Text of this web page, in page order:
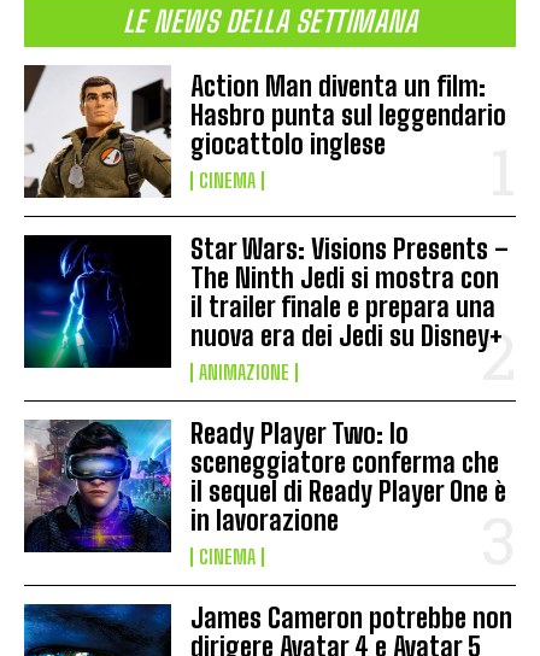
LE NEWS DELLA SETTIMANA
Action Man diventa un film:
Hasbro punta sul leggendario
giocattolo inglese
CINEMA
Star Wars: Visions Presents –
The Ninth Jedi si mostra con
il trailer finale e prepara una
nuova era dei Jedi su Disney+
ANIMAZIONE
Ready Player Two: lo
sceneggiatore conferma che
il sequel di Ready Player One è
in lavorazione
CINEMA
James Cameron potrebbe non
dirigere Avatar 4 e Avatar 5